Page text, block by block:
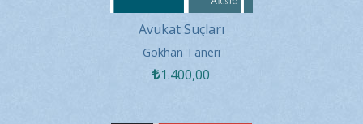
Avukat Suçları
Gökhan Taneri
1.400,00